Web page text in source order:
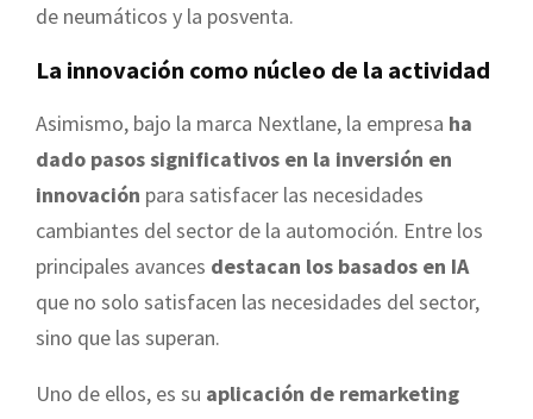
de neumáticos y la posventa.
La innovación como núcleo de la actividad
Asimismo, bajo la marca Nextlane, la empresa ha
dado pasos significativos en la inversión en
innovación para satisfacer las necesidades
cambiantes del sector de la automoción. Entre los
principales avances destacan los basados en IA
que no solo satisfacen las necesidades del sector,
sino que las superan.
Uno de ellos, es su aplicación de remarketing